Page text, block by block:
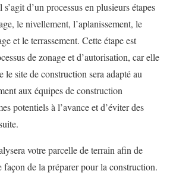
d’un processus en plusieurs étapes
le nivellement, l’aplanissement, le
et le terrassement. Cette étape est
de zonage et d’autorisation, car elle
le site de construction sera adapté au
aux équipes de construction
potentiels à l’avance et d’éviter des
votre parcelle de terrain afin de
de la préparer pour la construction.